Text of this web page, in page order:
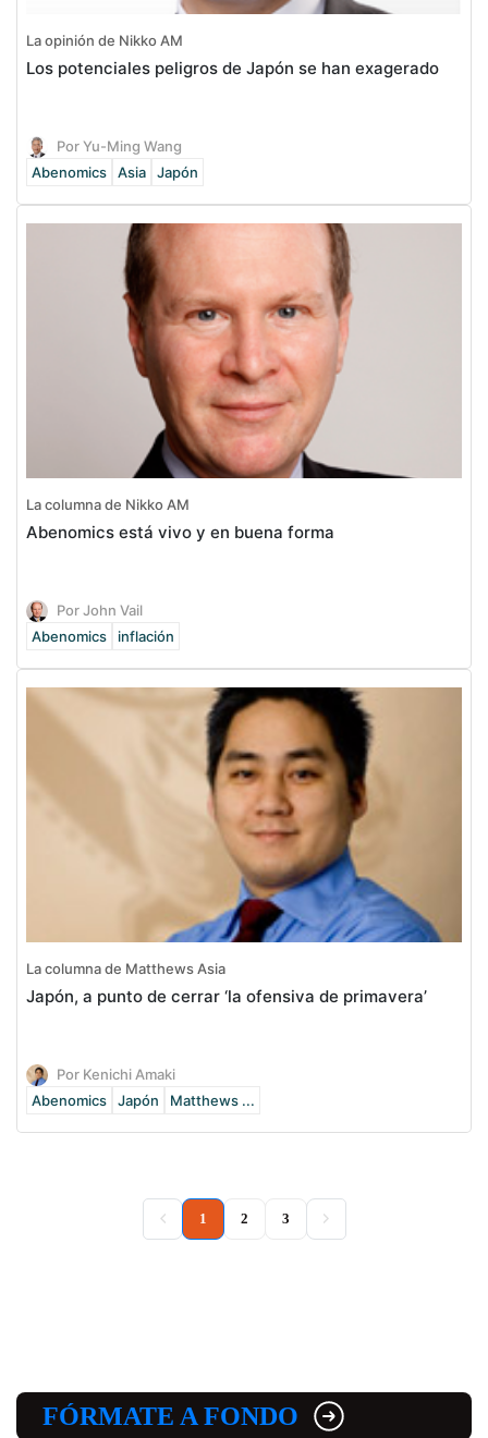
La opinión de Nikko AM
Los potenciales peligros de Japón se han exagerado
Por Yu-Ming Wang
Abenomics
Asia Japón
La columna de Nikko AM
Abenomics está vivo y en buena forma
Por John Vail
Abenomics
inflación
La columna de Matthews Asia
Japón, a punto de cerrar ‘la ofensiva de primavera’
Por Kenichi Amaki
Abenomics
Japón Matthews ...
1 (current)
2 3
FÓRMATE A FONDO